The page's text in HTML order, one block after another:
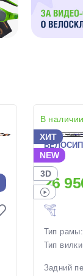
В наличии
ХИТ
NEW
3D
26
Тип рамы:
Тип
Задний